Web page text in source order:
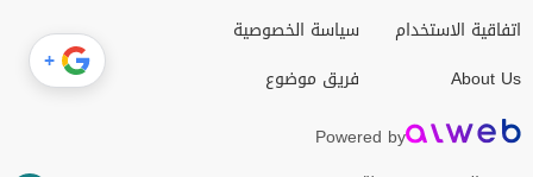
اتفاقية الاستخدام
About Us
سياسة الخصوصية
فريق موضوع
Powered by
+